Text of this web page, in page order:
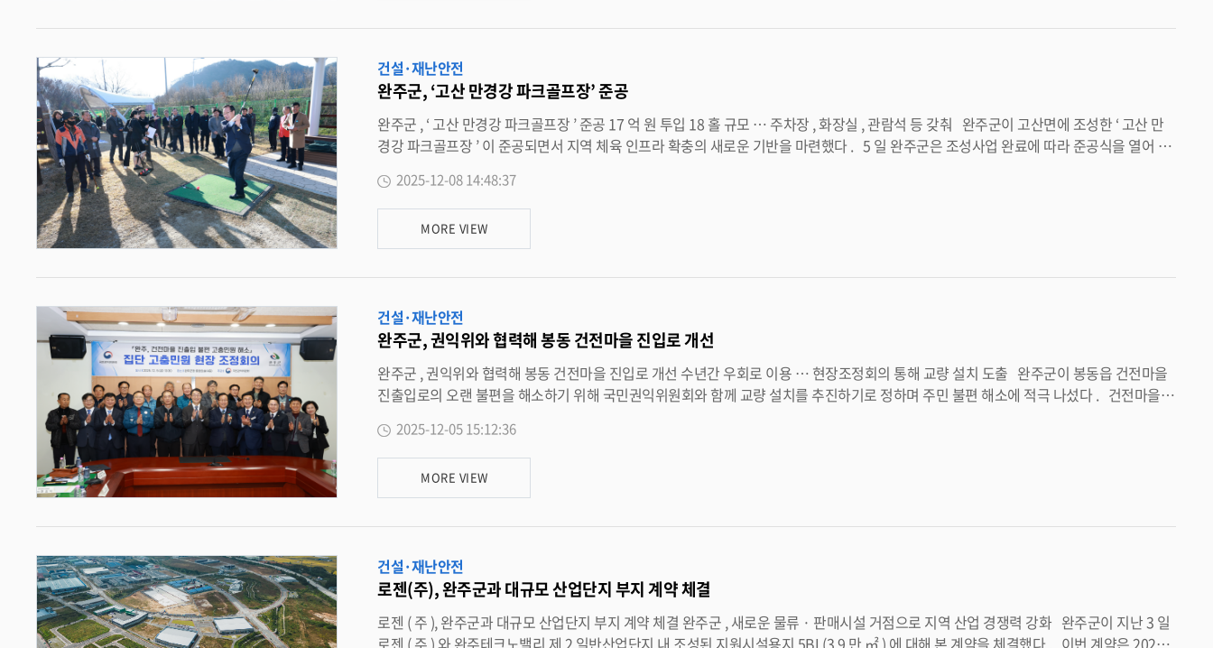
주 고속도로 등 주요 교통망과 연결되어 있어 우수한 교통 여건을 자랑한다 . 조성된 용지가 대부분 매각된 상태로 , 잔여 용지에 대한 분양
문의도 지속적으로 이어지고 있다 . 이번 분양은 한국자산관리공사가 운영하는 전자자산처분시스템 ( 온비드 ) 을 통해 전자 입찰로 진행된
건설·재난안전
완주군, ‘고산 만경강 파크골프장’ 준공
완주군 , ‘ 고산 만경강 파크골프장 ’ 준공 17 억 원 투입 18 홀 규모 … 주차장 , 화장실 , 관람석 등 갖춰 완주군이 고산면에 조성한 ‘ 고산 만
경강 파크골프장 ’ 이 준공되면서 지역 체육 인프라 확충의 새로운 기반을 마련했다 . 5 일 완주군은 조성사업 완료에 따라 준공식을 열어 주
갖췄다 . 또한 탄소저장 숲을 함께 조성해 자연환경과 체육시설이 조화를 이루는 친환경 시설로 완성됐다 . 이번 파크골프장 조성사업은 지
난 2023 년 5 월 16 일 전북특별자치도 · 전주시 · 완주군이 체결한 제 6 차 상생협력사업 협약을 계기로 본격 추진됐다 . 세 기관은 증가하는
파크골프 수요에 대응하기 위해 공동 협력하기로 합의하고 총 17 억 원의 사업비를 분담해 조성했다 . 사업비는 ▲ 전북특별자치도 3 억 9,0
00 만 원 ▲ 전주시 4 억 5,500 만 원 ▲ 완주군 8 억 5,500 만 원이다 . 완주군은 2024 년 6 월 5 일 군계획시설 결정과 실시설계를 완료한 뒤
, 2024 년 12 월 11 일 착공해 2025 년 9 월 30 일 조성을 완료하며 약 10 개월간 공사를 진행했다 . 현재는 대한파크골프협회 공인구장 인증
주민들의 여가활동 확대와 파크골프 인구 증가에 따른 지역경제 활성화를 기대하고 있다 . 유희태 완주군수는 “ 쌀쌀한 날씨에도 준공식에
함께해 주신 주민과 관계자 여러분께 깊이 감사드린다 ” 며 “ 고산 만경강 파크골프장이 주민들의 건강 증진과 여가활동 확대에 큰 도움이 되
고 , 지역의 새로운 체육 명소로 자리매김하길 기대한다 ” 고 밝혔다 . <담당부서 하천기반과 290-2082>
2025-12-08 14:48:37
MORE VIEW
건설·재난안전
완주군, 권익위와 협력해 봉동 건전마을 진입로 개선
완주군 , 권익위와 협력해 봉동 건전마을 진입로 개선 수년간 우회로 이용 … 현장조정회의 통해 교량 설치 도출 완주군이 봉동읍 건전마을
진출입로의 오랜 불편을 해소하기 위해 국민권익위원회와 함께 교량 설치를 추진하기로 정하며 주민 불편 해소에 적극 나섰다 . 건전마을
로를 이용해야 하는 불편을 겪어왔다 . 마을 주민들은 완주군과 완주경찰서에 좌회전 신호 부여를 요청했으나 , 복잡한 교차로 구조와 신호
체계 문제 , 교통안전 우려 등으로 반영되지 못했다 . 이 같은 불편 해소를 위해 완주군과 국민권익위원회는 5 일 현장조정회의를 개최했다 .
계자 등이 참석해 현실적인 개선 방안을 논의했다 . 협의 결과 , 건전마을과 좌회전이 가능한 인근 마을 진입로 사이에 교량을 설치하는 방안
이 최적 대안으로 도출됐다 . 이에 따라 완주군은 향후 국비 확보 등 후속 절차를 적극 추진해 교량이 조속히 설치될 수 있도록 관계기관과 협
2025-12-05 15:12:36
MORE VIEW
건설·재난안전
로젠(주), 완주군과 대규모 산업단지 부지 계약 체결
로젠 ( 주 ), 완주군과 대규모 산업단지 부지 계약 체결 완주군 , 새로운 물류 · 판매시설 거점으로 지역 산업 경쟁력 강화 완주군이 지난 3 일
로젠 ( 주 ) 와 완주테크노밸리 제 2 일반산업단지 내 조성된 지원시설용지 5BL(3.9 만 ㎡ ) 에 대해 본 계약을 체결했다 . 이번 계약은 2024